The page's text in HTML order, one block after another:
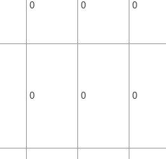
0 0 0
0 0 0